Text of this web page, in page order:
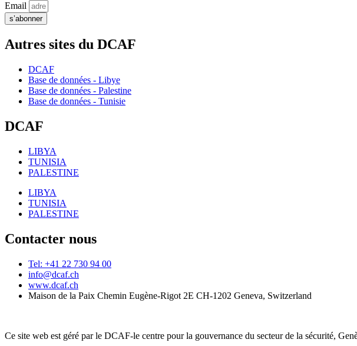
Email
s’abonner
Autres sites du DCAF
DCAF
Base de données - Libye
Base de données - Palestine
Base de données - Tunisie
DCAF
LIBYA
TUNISIA
PALESTINE
LIBYA
TUNISIA
PALESTINE
Contacter nous
Tel: +41 22 730 94 00
info@dcaf.ch
www.dcaf.ch
Maison de la Paix Chemin Eugène-Rigot 2E CH-1202 Geneva, Switzerland
Ce site web est géré par le DCAF-le centre pour la gouvernance du secteur de la sécurité,